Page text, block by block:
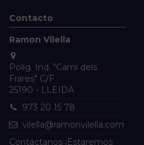
Contacto
Ramon Vilella
Políg. Ind. "Camí dels
Frares" C/F
25190 - LLEIDA
973 20 15 78
vilella@ramonvilella.com
Contáctanos ¡Estaremos